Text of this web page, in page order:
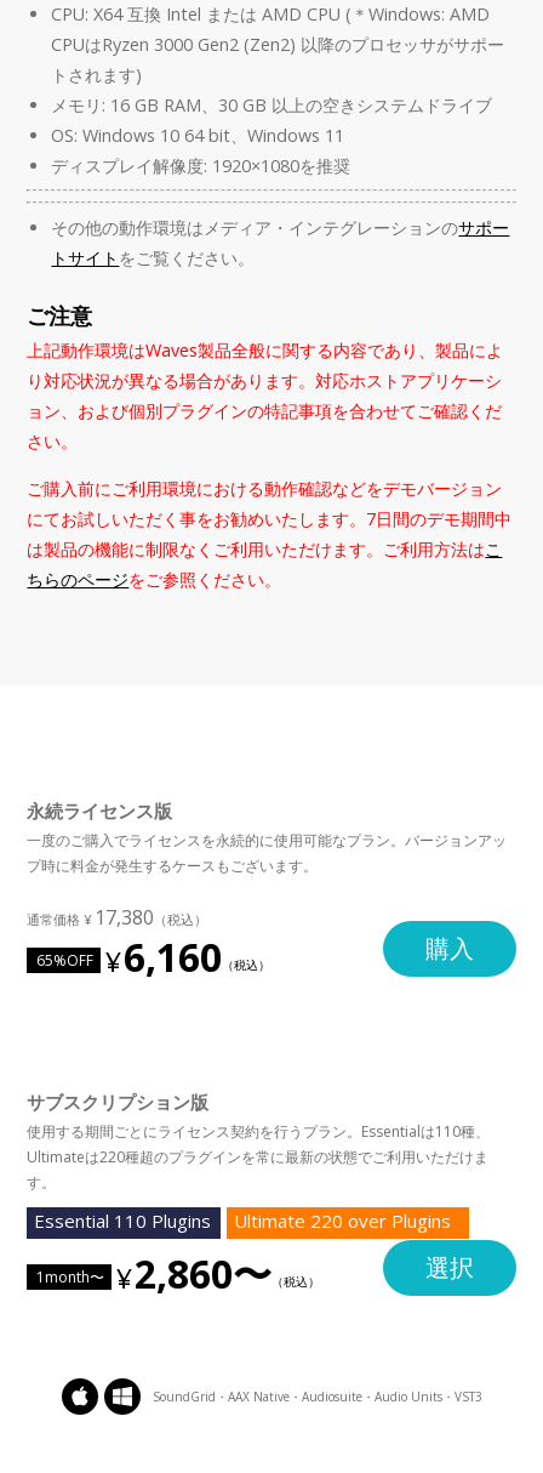
CPU: X64 互換 Intel または AMD CPU (＊Windows: AMD
CPUはRyzen 3000 Gen2 (Zen2) 以降のプロセッサがサポー
トされます)
メモリ: 16 GB RAM、30 GB 以上の空きシステムドライブ
OS: Windows 10 64 bit、Windows 11
ディスプレイ解像度: 1920×1080を推奨
その他の動作環境はメディア・インテグレーションのサポー
トサイト をご覧ください。
ご注意
上記動作環境はWaves製品全般に関する内容であり、製品によ
り対応状況が異なる場合があります。対応ホストアプリケーシ
ョン、および個別プラグインの特記事項を合わせてご確認くだ
さい。
ご購入前にご利用環境における動作確認などをデモバージョン
にてお試しいただく事をお勧めいたします。7日間のデモ期間中
は製品の機能に制限なくご利用いただけます。ご利用方法はこ
ちらのページをご参照ください。
永続ライセンス版
一度のご購入でライセンスを永続的に使用可能なプラン。バージョンアッ
プ時に料金が発生するケースもございます。
17,380
65%OFF 6,160 購入
サブスクリプション版
使用する期間ごとにライセンス契約を行うプラン。Essentialは110種、
Ultimateは220種超のプラグインを常に最新の状態でご利用いただけま
す。
Essential 110 Plugins Ultimate 220 over Plugins
1month〜 2,860〜 選択
SoundGrid・AAX Native・Audiosuite・Audio Units・VST3